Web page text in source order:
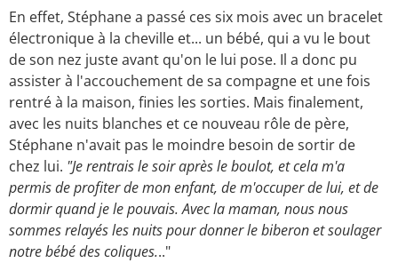
En effet, Stéphane a passé ces six mois avec un bracelet
électronique à la cheville et... un bébé, qui a vu le bout
de son nez juste avant qu'on le lui pose. Il a donc pu
assister à l'accouchement de sa compagne et une fois
rentré à la maison, finies les sorties. Mais finalement,
avec les nuits blanches et ce nouveau rôle de père,
Stéphane n'avait pas le moindre besoin de sortir de
chez lui. "Je rentrais le soir après le boulot, et cela m'a
permis de profiter de mon enfant, de m'occuper de lui, et de
dormir quand je le pouvais. Avec la maman, nous nous
sommes relayés les nuits pour donner le biberon et soulager
notre bébé des coliques..."